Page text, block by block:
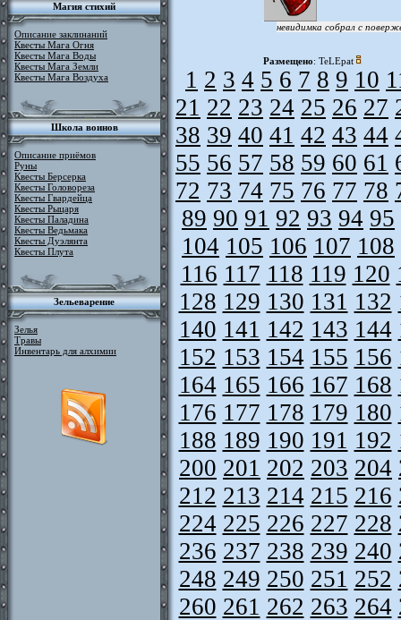
Магия стихий
Описание заклинаний
Квесты Мага Огня
Квесты Мага Воды
Квесты Мага Земли
Квесты Мага Воздуха
Школа воинов
Описание приёмов
Руны
Квесты Берсерка
Квесты Головореза
Квесты Гвардейца
Квесты Рыцаря
Квесты Паладина
Квесты Ведьмака
Квесты Дуэлянта
Квесты Плута
Зельеварение
Зелья
Травы
Инвентарь для алхимии
невидимка собрал с
Размещено: TeLEpat
1 2 3 4 5 6 7 8 9 10
21 22 23 24 25 26 27
38 39 40 41 42 43 44
55 56 57 58 59 60 61
72 73 74 75 76 77 78
89 90 91 92 93 94 95
104 105 106 107 108
116 117 118 119 120
128 129 130 131 132
140 141 142 143 144
152 153 154 155 156
164 165 166 167 168
176 177 178 179 180
188 189 190 191 192
200 201 202 203 204
212 213 214 215 216
224 225 226 227 228
236 237 238 239 240
248 249 250 251 252
260 261 262 263 264